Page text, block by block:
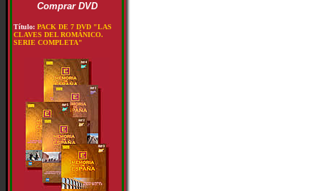
Comprar DVD
Título: PACK DE 7 DVD "LAS
CLAVES DEL ROMÁNICO.
SERIE COMPLETA"